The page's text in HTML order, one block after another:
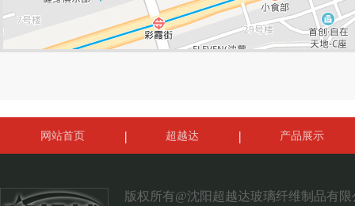
网站首页 超越达 产品展示
版权所有@沈阳超越达玻璃纤维制品有限